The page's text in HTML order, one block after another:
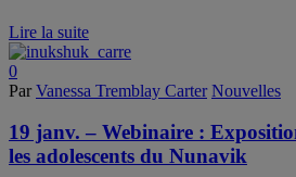
Lire la suite
0
ParVanessa Tremblay Carter Nouvelles
19 janv. – Webinaire :
les adolescents du Nunavik